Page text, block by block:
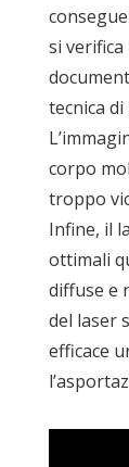
si
tecnica
corpo
troppo
Infine, il
ottimali
diffuse e
del laser
efficace